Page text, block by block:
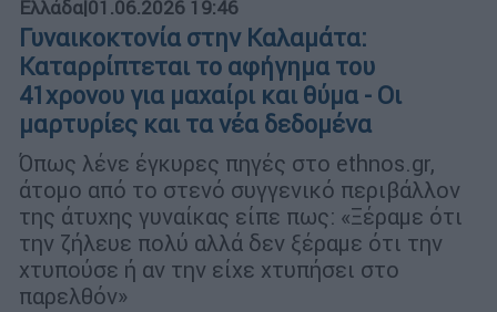
Ελλάδα|01.06.2026 19:46
Γυναικοκτονία στην Καλαμάτα:
Καταρρίπτεται το αφήγημα του
41χρονου για μαχαίρι και θύμα - Οι
μαρτυρίες και τα νέα δεδομένα
Όπως λένε έγκυρες πηγές στο ethnos.gr,
άτομο από το στενό συγγενικό περιβάλλον
της άτυχης γυναίκας είπε πως: «Ξέραμε ότι
την ζήλευε πολύ αλλά δεν ξέραμε ότι την
χτυπούσε ή αν την είχε χτυπήσει στο
παρελθόν»